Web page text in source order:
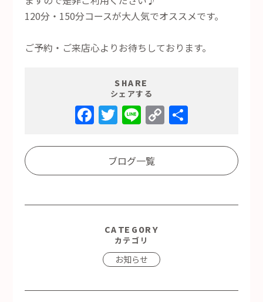
120分・150分コースが大人気でオススメです。
ご予約・ご来店心よりお待ちしております。
SHARE
シェアする
Facebook
Twitter
LineCopy
Link
ブログ一覧
CATEGORY
カテゴリ
お知らせ